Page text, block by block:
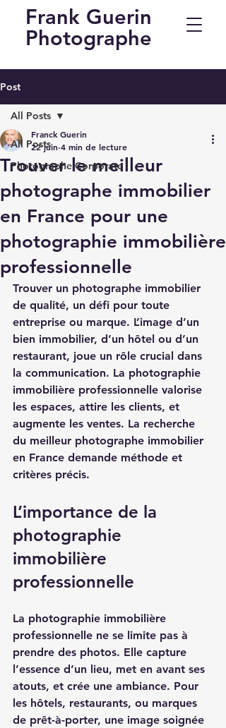
Frank Guerin
Photographe
Post
All Posts
Photographe Corporate
All Posts
Trouver le meilleur
photographe immobilier
en France pour une
photographie immobilière
professionnelle
Franck Guerin
22 juin 4 min de lecture
Trouver un photographe immobilier
de qualité, un défi pour toute
entreprise ou marque. L’image d’un
bien immobilier, d’un hôtel ou d’un
restaurant, joue un rôle crucial dans
la communication. La photographie
immobilière professionnelle valorise
les espaces, attire les clients, et
augmente les ventes. La recherche
du meilleur photographe immobilier
en France demande méthode et
critères précis.
L’importance de la
photographie
immobilière
professionnelle
La photographie immobilière
professionnelle ne se limite pas à
prendre des photos. Elle capture
l’essence d’un lieu, met en avant ses
atouts, et crée une ambiance. Pour
les hôtels, restaurants, ou marques
de prêt-à-porter, une image soignée